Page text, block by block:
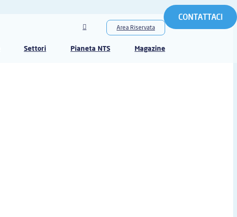
CONTATTACI
Area Riservata
Settori Pianeta NTS Magazine